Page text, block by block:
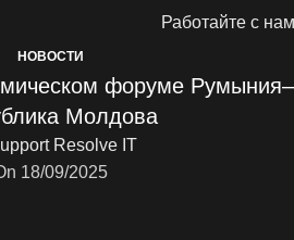
Работайте с
НОВОСТИ
форуме Румыния–
Молдова
Resolve IT
18/09/2025